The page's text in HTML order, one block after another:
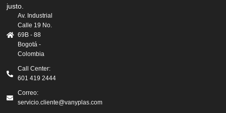
justo.
Av. Industrial
Calle 19 No.
69B - 88
Bogotá -
Colombia
Call Center:
601 419 2444
Correo:
servicio.cliente@vanyplas.com